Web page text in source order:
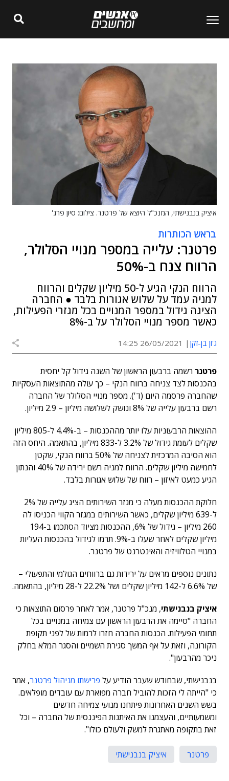
איציק בנבנישתי, המנכ"ל היוצא של פרטנר. צילום: סיון פרג'
בראש הכותרות
פרטנר: עלייה במספר מנויי הסלולר,
הרווח צנח ב-50%
הרווח הנקי הגיע ל-50 מיליון שקלים והרווח
למניה עמד על שלוש אגורות בלבד ● החברה
הציגה גידול במספר המנויים בכל מגזרי הפעילות,
כאשר מספר מנויי הסלולר על ב-8%
ג'ון בן-זקן 26/05/2021 14:25
פרטנר רשמה ברבעון הראשון של השנה גידול קל יחסית
בהכנסות לצד צניחה ברווח הנקי – כך עולה מהתוצאות העסקיות
שהחברה פרסמה היום (ד'). מספר מנויי הסלולר של החברה
רשם ברבעון עלייה של 8% ונושק לשלושה מיליון – 2.9 מיליון.
ההוצאות הרבעוניות עלו יותר מההכנסות – ב-4.4% ל-805 מיליון
שקלים לעומת גידול של 3.2% ל-833 מיליון, בהתאמה. היחס הזה
הוא הסיבה המרכזית לצניחה של 50% ברווח הנקי, שקטן
לחמישה מיליון שקלים. הרווח למניה רשם ירידה של 40% והנתון
הגיע כמעט לאיזון – רווח של שלוש אגורות בלבד.
חלוקת ההכנסות מעלה כי מגזר השירותים הציג עלייה של 2%
ל-639 מיליון שקלים, כאשר השירותים במגזר הקווי הכניסו לה
260 מיליון – גידול של 6%, ההכנסות מציוד הסתכמו ב-194
מיליון שקלים לאחר שעלו ב-9%. תרמו לגידול בהכנסות העליות
במנויי הטלוויזיה והאינטרנט של פרטנר.
נתונים נוספים מראים על ירידות גם ברווחים הגולמי והתפעולי –
של 6.6% ל-142 מיליון שקלים ושל 22.2% ל-28 מיליון, בהתאמה.
איציק בנבנישתי, מנכ"ל פרטנר, אמר לאחר פרסום התוצאות כי
החברה "סיימה את הרבעון הראשון עם צמיחה במנויים בכל
תחומי הפעילות. הכנסות החברה חזרו לרמות של לפני תקופת
הקורונה, וזאת על אף המשך סגירת השמיים והסגר המלא בחלק
ניכר מהרבעון".
בנבנישתי, שבחודש שעבר הודיע על פרישתו מניהול פרטנר, אמר
כי "הייתה לי הזכות להוביל חברה מפוארת עם עובדים מופלאים.
בשש השנים האחרונות פיתחנו מנועי צמיחה חדשים
ומשמעותיים, והעצמנו את האיתנות הפיננסית של החברה – וכל
זאת בתקופה מאתגרת למשק ולעולם כולו".
פרטנר איציק בנבנישתי